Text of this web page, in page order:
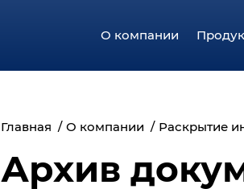
О компании
Главная О компании Раскрытие
Архив